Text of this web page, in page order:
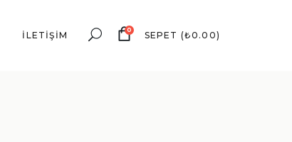
İLETIŞIM 0 SEPET (₺0.00)